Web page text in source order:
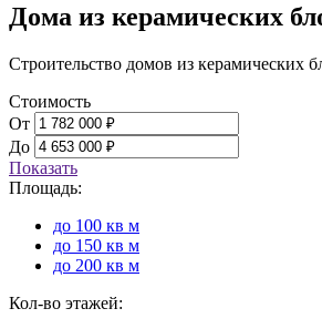
Дома из керамических
Строительство домов из
Стоимость
От
До
Показать
Площадь:
до 100 кв м
до 150 кв м
до 200 кв м
Кол-во этажей: